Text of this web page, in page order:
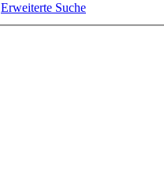
Erweiterte Suche